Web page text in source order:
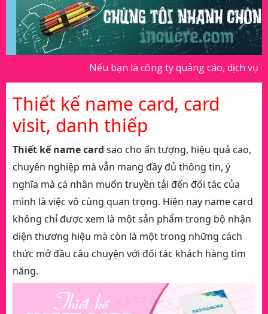
Previous Next
Nếu bạn là công ty quảng cáo, dịch vụ in ấn,
Thiết kế name card, card
visit, danh thiếp
Thiết kế name card sao cho ấn tượng, hiệu quả cao,
chuyên nghiệp mà vẫn mang đầy đủ thông tin, ý
nghĩa mà cá nhân muốn truyền tải đến đối tác của
mình là việc vô cùng quan trọng. Hiện nay name card
không chỉ được xem là một sản phẩm trong bộ nhận
diện thương hiệu mà còn là một trong những cách
thức mở đầu câu chuyện với đối tác khách hàng tìm
năng.